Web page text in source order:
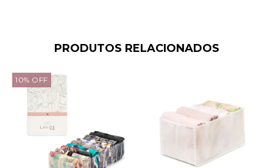
PRODUTOS RELACIONADOS
10% OFF